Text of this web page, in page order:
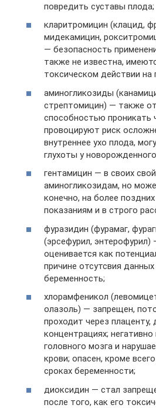
повредить суставы плода;
кларитромицин (клацид,
мидекамицин,
— безопасность
также не известна,
токсическом действии на
аминогликозиды
стрептомицин) — также
способностью проникать
провоцируют риск
внутреннее ухо плода,
глухоты у
гентамицин — в своих
аминогликозидам, но
конечно, на более
показаниям и в строго
фуразидин (фурамаг,
(эрсефурил, энтерофурил)
оценивается как
причине отсутсвия
беременность;
хлорамфеникол
олазоль) — запрещен,
проходит через
концентрациях;
головного мозга и
крови; опасен, кроме
сроках беременности;
диоксидин — стал
после того, как его